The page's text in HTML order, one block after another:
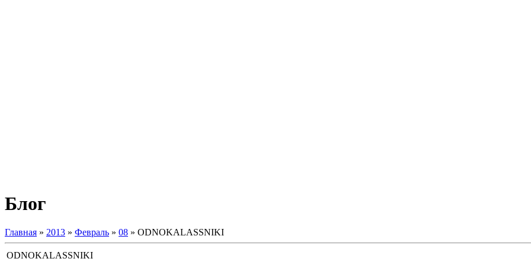
Блог
Главная » 2013 » Февраль » 08 » ODNOKALASSNIKI
ODNOKALASSNIKI